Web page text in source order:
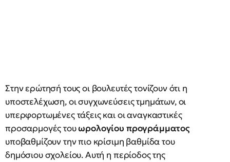
Στην ερώτησή τους οι βουλευτές τονίζουν ότι η
υποστελέχωση, οι συγχωνεύσεις τμημάτων, οι
υπερφορτωμένες τάξεις και οι αναγκαστικές
προσαρμογές τουωρολογίου προγράμματος
υποβαθμίζουν την πιο κρίσιμη βαθμίδα του
δημόσιου σχολείου. Αυτή η περίοδος της